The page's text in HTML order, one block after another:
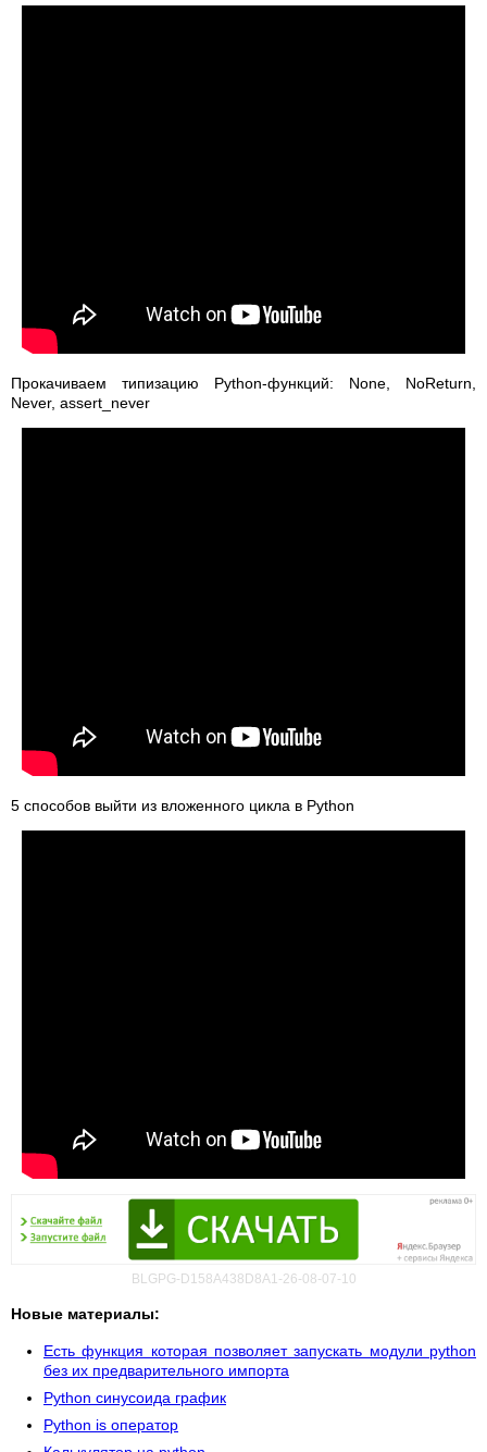
Прокачиваем типизацию Python-функций: None, NoReturn,
Never, assert_never
5 способов выйти из вложенного цикла в Python
BLGPG-D158A438D8A1-26-08-07-10
Новые материалы:
Есть функция которая позволяет запускать модули python
без их предварительного импорта
Python синусоида график
Python is оператор